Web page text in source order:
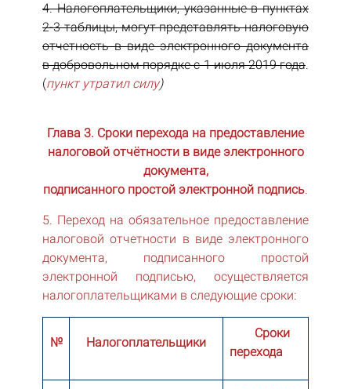
4. Налогоплательщики, указанные в пунктах
2-3 таблицы, могут представлять налоговую
отчетность в виде электронного документа
в добровольном порядке с 1 июля 2019 года.
(пункт утратил силу)
Глава 3. Сроки перехода на предоставление
налоговой отчётности в виде электронного
документа,
подписанного простой электронной подпись.
5. Переход на обязательное предоставление
налоговой отчетности в виде электронного
документа, подписанного простой
электронной подписью, осуществляется
налогоплательщиками в следующие сроки:
№ Налогоплательщики
Сроки
перехода